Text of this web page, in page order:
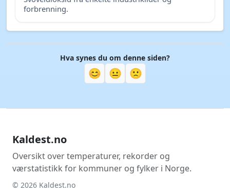
forbrenning.
Hva synes du om denne siden?
😊 😐 🙁
Kaldest.no
Oversikt over temperaturer, rekorder og
værstatistikk for kommuner og fylker i Norge.
© 2026 Kaldest.no